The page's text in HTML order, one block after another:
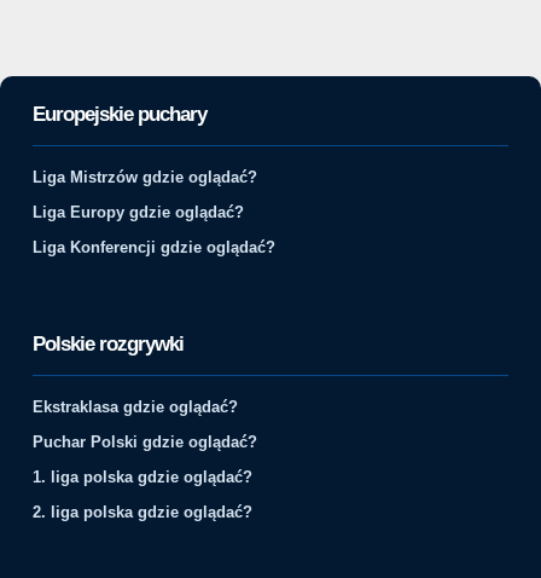
Europejskie puchary
Liga Mistrzów gdzie oglądać?
Liga Europy gdzie oglądać?
Liga Konferencji gdzie oglądać?
Polskie rozgrywki
Ekstraklasa gdzie oglądać?
Puchar Polski gdzie oglądać?
1. liga polska gdzie oglądać?
2. liga polska gdzie oglądać?